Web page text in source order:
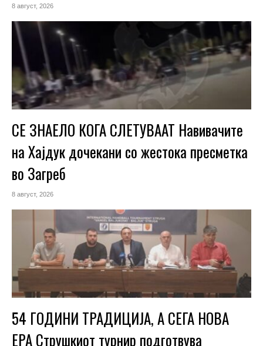
8 август, 2026
СЕ ЗНАЕЛО КОГА СЛЕТУВААТ Навивачите
на Хајдук дочекани со жестока пресметка
во Загреб
8 август, 2026
54 ГОДИНИ ТРАДИЦИЈА, А СЕГА НОВА
ЕРА Струшкиот турнир подготвува